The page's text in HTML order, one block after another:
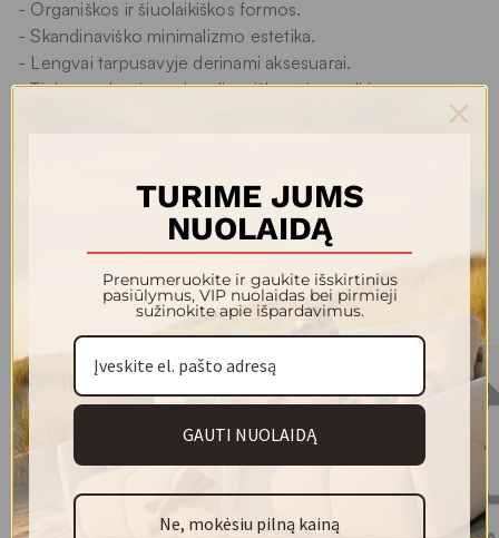
- Organiškos ir šiuolaikiškos formos.
- Skandinaviško minimalizmo estetika.
- Lengvai tarpusavyje derinami aksesuarai.
- Tinka moderniam, skandinaviškam, japandi ir
išskirtinumo ir estetiško vientisumo.
Kolekcijos modeliai
TURIME JUMS
NUOLAIDĄ
Prenumeruokite ir gaukite išskirtinius
pasiūlymus, VIP nuolaidas bei pirmieji
sužinokite apie išpardavimus.
GAUTI NUOLAIDĄ
Ne, mokėsiu pilną kainą